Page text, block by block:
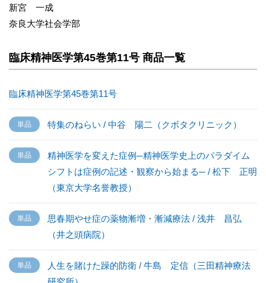
新宮 一成
奈良大学社会学部
臨床精神医学第45巻第11号 商品一覧
臨床精神医学第45巻第11号
特集のねらい / 中谷 陽二（クボタクリニック）
精神医学を変えた症例─精神医学史上のパラダイム
シフトは症例の記述・観察から始まる─ / 松下 正明
（東京大学名誉教授）
思春期やせ症の薬物漸増・漸減療法 / 浅井 昌弘
（井之頭病院）
人生を賭けた躁的防衛 / 牛島 定信（三田精神療法